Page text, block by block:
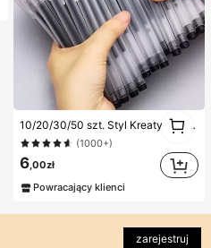
10/20/30/50 szt. Styl Kreatywny Przezroczysty Mrożony Długopisy Kulkowe Powrót Do Szkoły
(1000+)
6 ,00zł
Powracający klienci
1
zarejestruj